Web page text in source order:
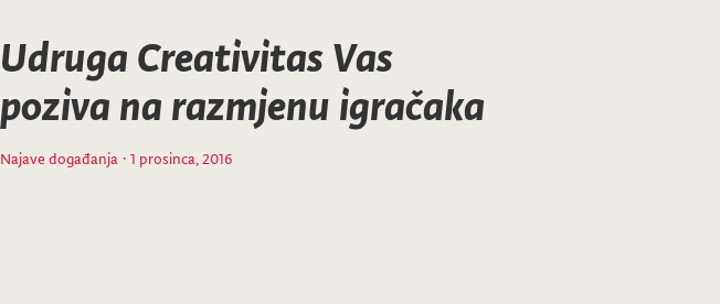
Udruga Creativitas Vas
poziva na razmjenu igračaka
Najave događanja · 1 prosinca, 2016